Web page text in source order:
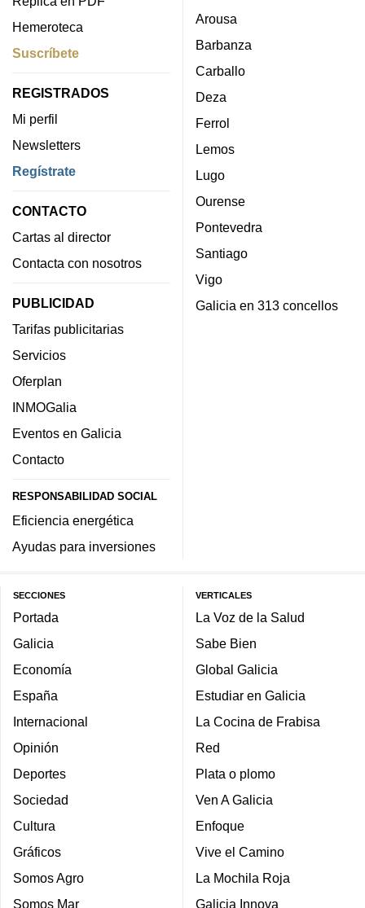
Hemeroteca
Suscríbete
REGISTRADOS
Mi perfil
Newsletters
Regístrate
CONTACTO
Cartas al director
Contacta con nosotros
PUBLICIDAD
Tarifas publicitarias
Servicios
Oferplan
INMOGalia
Eventos en Galicia
Contacto
RESPONSABILIDAD SOCIAL
Eficiencia energética
Ayudas para inversiones
Arousa
Barbanza
Carballo
Deza
Ferrol
Lemos
Lugo
Ourense
Pontevedra
Santiago
Vigo
Galicia en 313 concellos
SECCIONES
Portada
Galicia
Economía
España
Internacional
Opinión
Deportes
Sociedad
Cultura
Gráficos
Somos Agro
Somos Mar
VERTICALES
La Voz de la Salud
Sabe Bien
Global Galicia
Estudiar en Galicia
La Cocina de Frabisa
Red
Plata o plomo
Ven A Galicia
Enfoque
Vive el Camino
La Mochila Roja
Galicia Innova